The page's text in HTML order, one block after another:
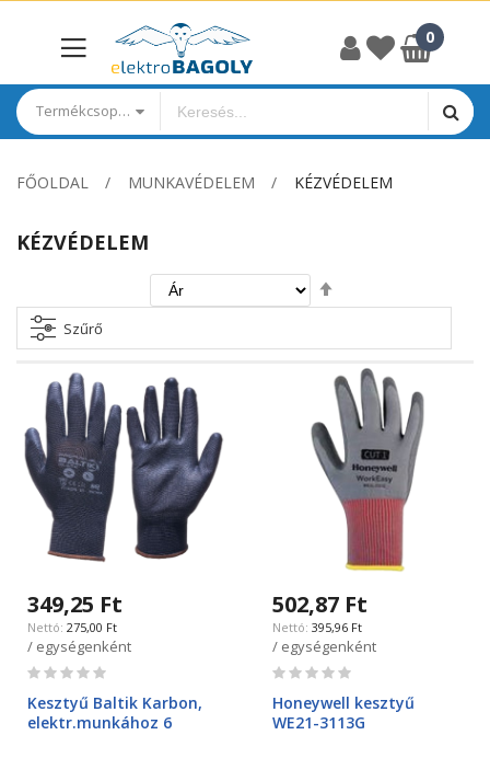
Termékcsoportok
FŐOLDAL MUNKAVÉDELEM KÉZVÉDELEM
KÉZVÉDELEM
irány
Szűrő
349,25 Ft
275,00 Ft
/ egységenként
Rating:
Kesztyű Baltik Karbon,
elektr.munkához 6
502,87 Ft
395,96 Ft
/ egységenként
Rating:
Honeywell kesztyű
WE21-3113G